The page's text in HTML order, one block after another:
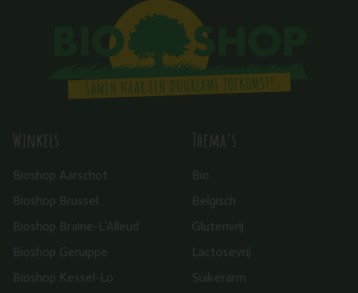
Winkels
Bioshop Aarschot
Bioshop Brussel
Bioshop Braine-L’Alleud
Bioshop Genappe
Bioshop Kessel-Lo
Thema’s
Bio
Belgisch
Glutenvrij
Lactosevrij
Suikerarm